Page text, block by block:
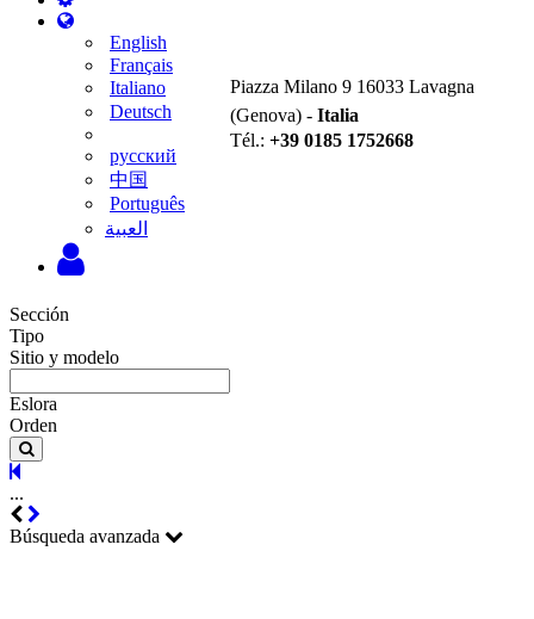
English
Français
Italiano
Deutsch
русский
中国
Português
‫العبية
Piazza Milano 9 16033 Lavagna
(Genova) - Italia
Tél.: +39 0185 1752668
Sección
Tipo
Sitio y modelo
Eslora
Orden
...
Búsqueda avanzada